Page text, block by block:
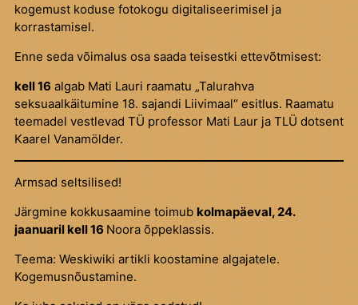
kogemust koduse fotokogu digitaliseerimisel ja
korrastamisel.
Enne seda võimalus osa saada teisestki ettevõtmisest:
kell 16algab Mati Lauri raamatu „Talurahva
seksuaalkäitumine 18. sajandi Liivimaal“ esitlus. Raamatu
teemadel vestlevad TÜ professor Mati Laur ja TLÜ dotsent
Kaarel Vanamölder.
Armsad seltsilised!
Järgmine kokkusaamine toimub kolmapäeval, 24.
jaanuaril kell 16 Noora õppeklassis.
Teema: Weskiwiki artikli koostamine algajatele.
Kogemusnõustamine.